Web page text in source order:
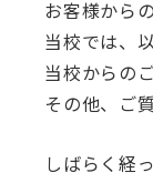
お客様から
当校では、
当校からの
その他、ご
しばらく経